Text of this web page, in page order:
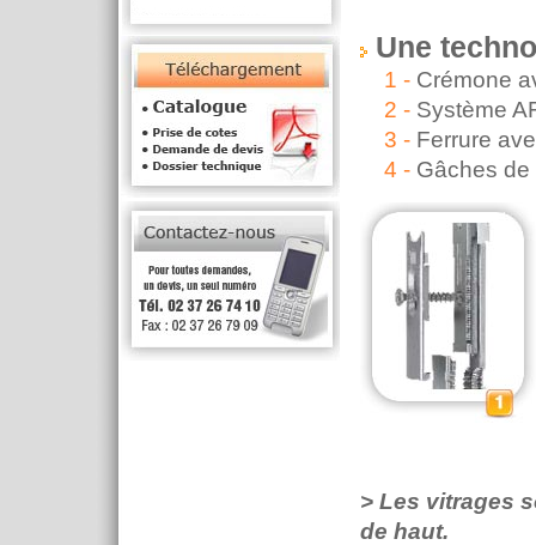
Une
1 - Crémone
2 -Système
3 -Ferrure
4 - Gâches de
> Les vitrages
de haut.